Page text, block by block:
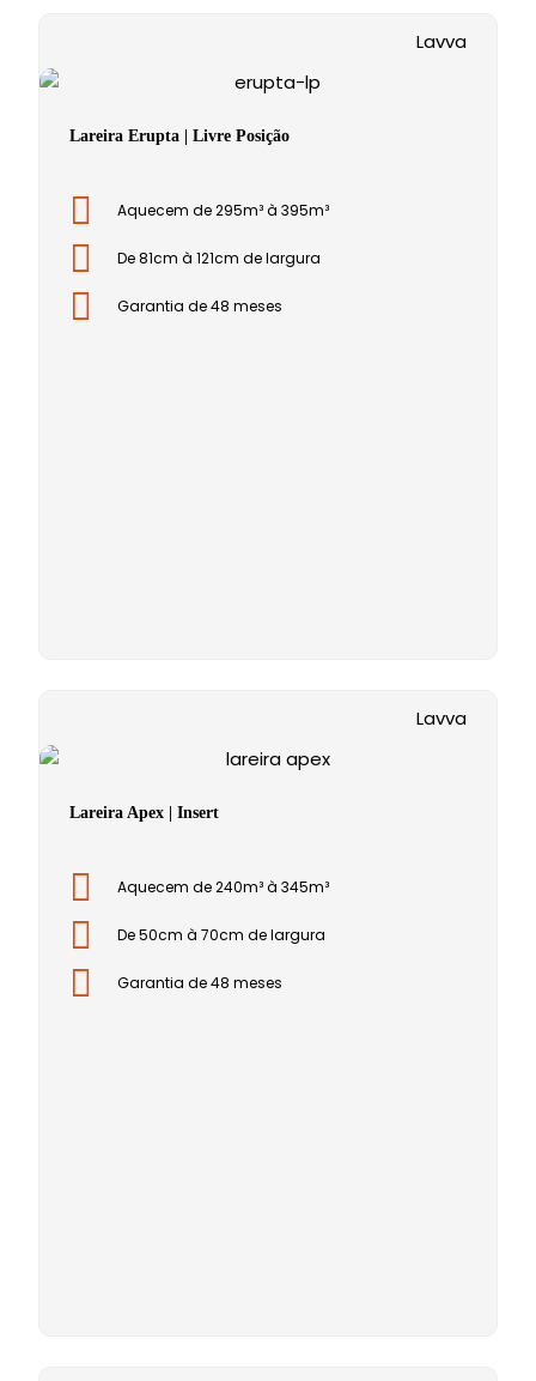
Lareira Erupta | Livre Posição
Lavva
Aquecem de 295m³ à 395m³
De 81cm à 121cm de largura
Garantia de 48 meses
Lareira Apex | Insert
Lavva
Aquecem de 240m³ à 345m³
De 50cm à 70cm de largura
Garantia de 48 meses